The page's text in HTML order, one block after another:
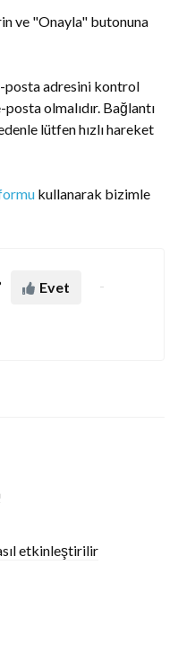
ve "Onayla" butonuna
posta adresini kontrol
olmalıdır. Bağlantı
lütfen hızlı hareket
kullanarak bizimle
Evet
etkinleştirilir